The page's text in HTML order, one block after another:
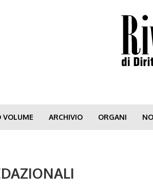
VOLUME ARCHIVIO ORGANI